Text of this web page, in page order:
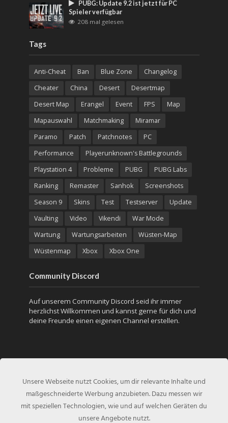
PUBG: Update 9.2 ist jetzt für PC
Spieler verfügbar
208 mal gelesen
Tags
Anti-Cheat Ban Blue Zone
Changelog
Cheater
China Desert
Desertmap
Desert Map
Erangel Event FPS
Map
Mapauswahl
Matchmaking
Miramar
Paramo
Patch Patchnotes
PC
Performance
Playerunknown's Battlegrounds
Playstation 4
Probleme PUBG
PUBG Labs
Ranking
Remaster Sanhok
Screenshots
Season 9
Skins Test Testserver
Update
Vaulting
Video Vikendi
War Mode
Wartung
Wartungsarbeiten
Wüsten-Map
Wüstenmap
Xbox Xbox One
Community Discord
Auf unserem Community Discord seid ihr immer
herzlichst Willkommen und kannst gerne für dich und
deine Freunde einen eigenen Channel erstellen.
Unsere Webseite nutzt Cookies, um dir relevante Inhalte und
maßgeschneiderte Werbung anzubieten. Dazu messen wir
mit speziellen Technologien, wie und auf welchen Geräten du
unsere Angebote nutzt.